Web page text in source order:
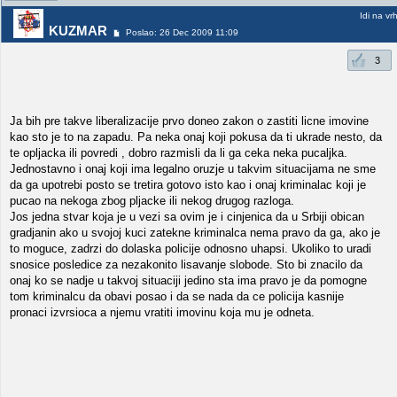
KUZMAR Poslao: 26 Dec 2009 11:09
Idi na vrh
3
Ja bih pre takve liberalizacije prvo doneo zakon o zastiti licne imovine
kao sto je to na zapadu. Pa neka onaj koji pokusa da ti ukrade nesto, da
te opljacka ili povredi , dobro razmisli da li ga ceka neka pucaljka.
Jednostavno i onaj koji ima legalno oruzje u takvim situacijama ne sme
da ga upotrebi posto se tretira gotovo isto kao i onaj kriminalac koji je
pucao na nekoga zbog pljacke ili nekog drugog razloga.
Jos jedna stvar koja je u vezi sa ovim je i cinjenica da u Srbiji obican
gradjanin ako u svojoj kuci zatekne kriminalca nema pravo da ga, ako je
to moguce, zadrzi do dolaska policije odnosno uhapsi. Ukoliko to uradi
snosice posledice za nezakonito lisavanje slobode. Sto bi znacilo da
onaj ko se nadje u takvoj situaciji jedino sta ima pravo je da pomogne
tom kriminalcu da obavi posao i da se nada da ce policija kasnije
pronaci izvrsioca a njemu vratiti imovinu koja mu je odneta.